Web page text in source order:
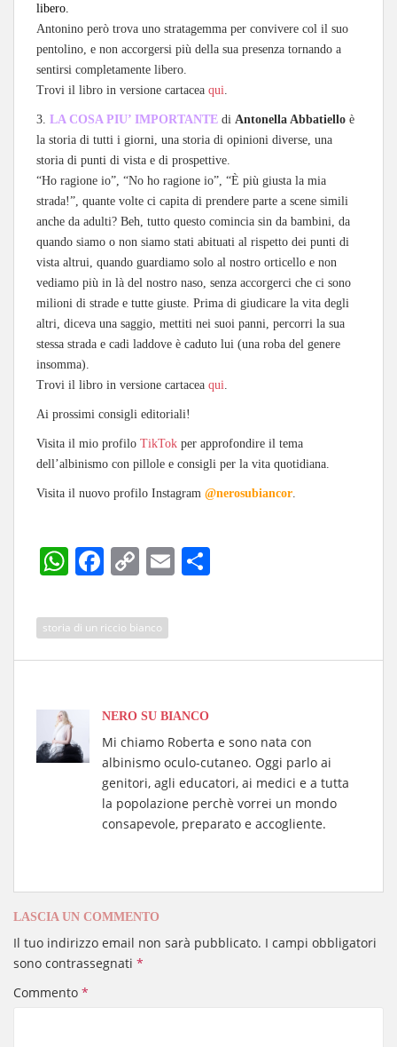
libero.
Antonino però trova uno stratagemma per convivere col il suo
pentolino, e non accorgersi più della sua presenza tornando a
sentirsi completamente libero.
Trovi il libro in versione cartacea qui
3. LA COSA PIU’ IMPORTANTE di Antonella Abbatiello è
la storia di tutti i giorni, una storia di opinioni diverse, una
storia di punti di vista e di prospettive.
“Ho ragione io”, “No ho ragione io”, “È più giusta la mia
strada!”, quante volte ci capita di prendere parte a scene simili
anche da adulti? Beh, tutto questo comincia sin da bambini, da
quando siamo o non siamo stati abituati al rispetto dei punti di
vista altrui, quando guardiamo solo al nostro orticello e non
vediamo più in là del nostro naso, senza accorgerci che ci sono
milioni di strade e tutte giuste. Prima di giudicare la vita degli
altri, diceva una saggio, mettiti nei suoi panni, percorri la sua
stessa strada e cadi laddove è caduto lui (una roba del genere
insomma).
Trovi il libro in versione cartacea qui
Ai prossimi consigli editoriali!
Visita il mio profilo TikTok per approfondire il tema
dell’albinismo con pillole e consigli per la vita quotidiana.
Visita il nuovo profilo Instagram @nerosubiancor
W
ts
A
Fa
bo
ok
C
y
Li
E
storia di un riccio bianco
NERO SU BIANCO
Mi chiamo Roberta e sono nata con
albinismo oculo-cutaneo. Oggi parlo ai
genitori, agli educatori, ai medici e a tutta
la popolazione perchè vorrei un mondo
consapevole, preparato e accogliente.
LASCIA UN COMMENTO
Il tuo indirizzo email non sarà pubblicato. I campi obbligatori
sono contrassegnati *
Commento *